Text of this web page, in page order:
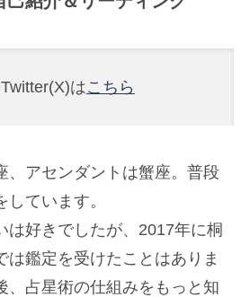
はこちら
、アセンダントは蟹座。普段
ています。
は好きでしたが、2017年に桐
は鑑定を受けたことはありま
、占星術の仕組みをもっと知